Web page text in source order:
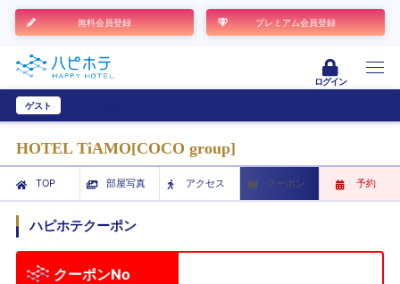
無料会員登録 プレミアム会員登録
ログイン
ゲスト
HOTEL TiAMO[COCO group]
TOP 部屋写真 アクセス クーポン 予約
ハピホテクーポン
クーポンNo